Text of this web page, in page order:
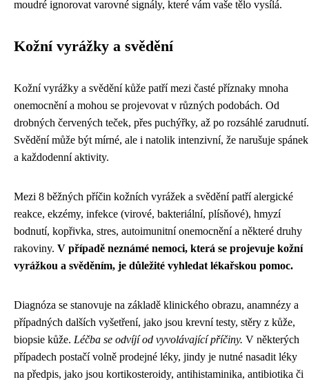
moudré ignorovat varovné signály, které vám vaše tělo vysílá.
Kožní vyrážky a svědění
Kožní vyrážky a svědění kůže patří mezi časté příznaky mnoha
onemocnění a mohou se projevovat v různých podobách. Od
drobných červených teček, přes puchýřky, až po rozsáhlé zarudnutí.
Svědění může být mírné, ale i natolik intenzivní, že narušuje spánek
a každodenní aktivity.
Mezi 8 běžných příčin kožních vyrážek a svědění patří alergické
reakce, ekzémy, infekce (virové, bakteriální, plísňové), hmyzí
bodnutí, kopřivka, stres, autoimunitní onemocnění a některé druhy
rakoviny. V případě neznámé nemoci, která se projevuje kožní
vyrážkou a svěděním, je důležité vyhledat lékařskou pomoc.
Diagnóza se stanovuje na základě klinického obrazu, anamnézy a
případných dalších vyšetření, jako jsou krevní testy, stěry z kůže,
biopsie kůže. Léčba se odvíjí od vyvolávající příčiny. V některých
případech postačí volně prodejné léky, jindy je nutné nasadit léky
na předpis, jako jsou kortikosteroidy, antihistaminika, antibiotika či